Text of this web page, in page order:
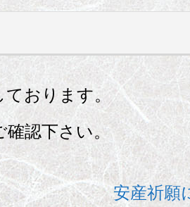
ております。
確認下さい。
安産祈願